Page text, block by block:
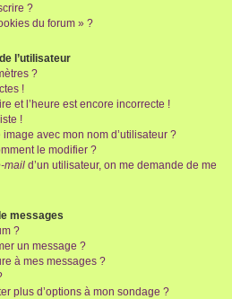
?
du forum » ?
l’utilisateur
?
!
et l’heure est encore incorrecte !
!
avec mon nom d’utilisateur ?
le modifier ?
mail d’un utilisateur, on me demande de me
messages
?
un message ?
à mes messages ?
plus d’options à mon sondage ?